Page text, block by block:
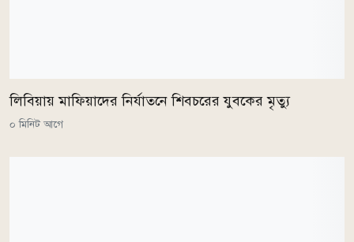
লিবিয়ায় মাফিয়াদের নির্যাতনে শিবচরের যুবকের মৃত্যু
০ মিনিট আগে